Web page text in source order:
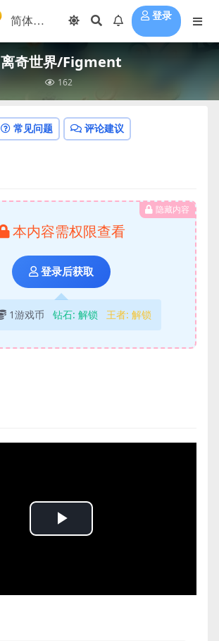
登录
离奇世界/Figment
162
常见问题 评论建议
隐藏内容
本内容需权限查看
登录后获取
1游戏币 钻石: 解锁 王者: 解锁
Play